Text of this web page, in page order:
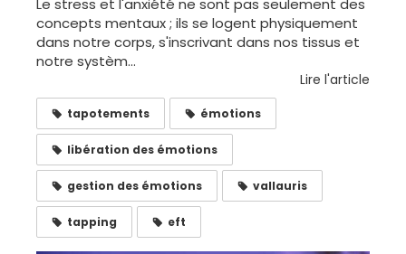
Le stress et l'anxiété ne sont pas seulement des
concepts mentaux ; ils se logent physiquement
dans notre corps, s'inscrivant dans nos tissus et
notre systèm...
Lire l'article
tapotements émotions
libération des émotions
gestion des émotions vallauris
tapping eft